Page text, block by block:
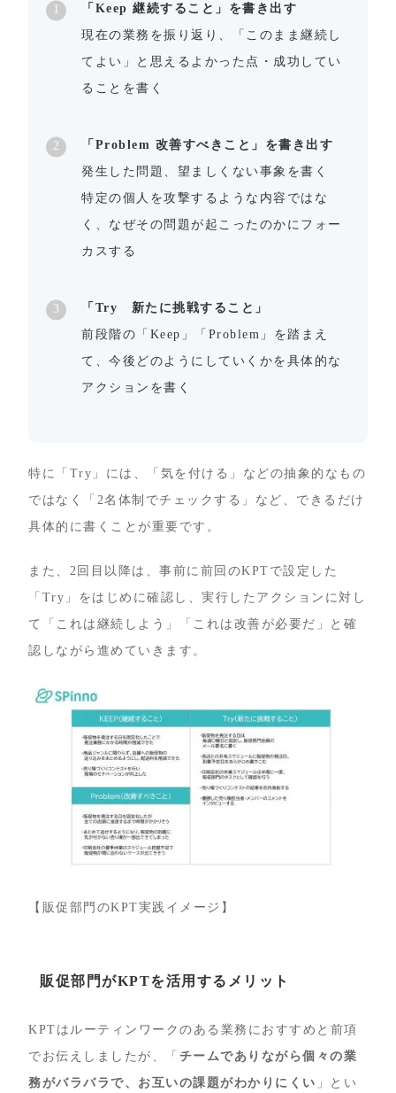
「Keep 継続すること」を書き出す
現在の業務を振り返り、「このまま継続し
てよい」と思えるよかった点・成功してい
ることを書く
「Problem 改善すべきこと」を書き出す
発生した問題、望ましくない事象を書く
特定の個人を攻撃するような内容ではな
く、なぜその問題が起こったのかにフォー
カスする
「Try 新たに挑戦すること」
前段階の「Keep」「Problem」を踏まえ
て、今後どのようにしていくかを具体的な
アクションを書く
特に「Try」には、「気を付ける」などの抽象的なもの
ではなく「2名体制でチェックする」など、できるだけ
具体的に書くことが重要です。
また、2回目以降は、事前に前回のKPTで設定した
「Try」をはじめに確認し、実行したアクションに対し
て「これは継続しよう」「これは改善が必要だ」と確
認しながら進めていきます。
【販促部門のKPT実践イメージ】
販促部門がKPTを活用するメリット
KPTはルーティンワークのある業務におすすめと前項
でお伝えしましたが、「 チームでありながら個々の業
務がバラバラで、お互いの課題がわかりにくい 」とい